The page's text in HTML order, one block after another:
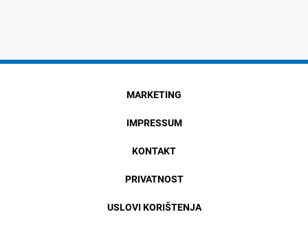
MARKETING
IMPRESSUM
KONTAKT
PRIVATNOST
USLOVI KORIŠTENJA